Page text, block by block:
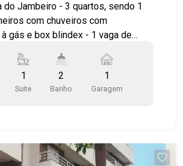
do Jambeiro - 3 quartos, sendo 1
com chuveiros com
e box blindex - 1 vaga de
social - Área de serviço -
- Sol da tarde, frente para avenida.
ótima infraestrutura: portaria
forno de pizza, salões de festas
1
Suite
2
Banho
1
Garagem